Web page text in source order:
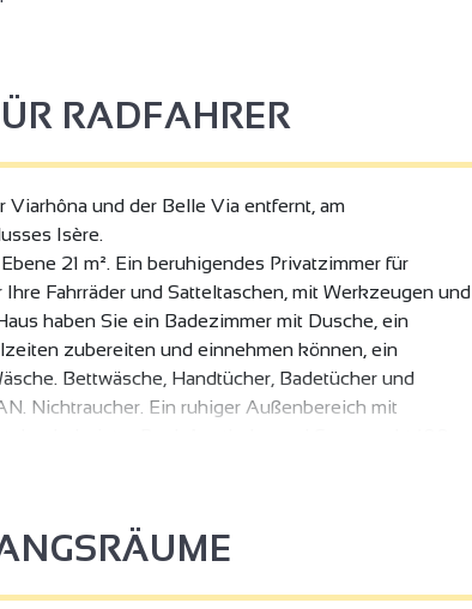
RADFAHRER
und der Belle Via entfernt, am
Isère.
21 m². Ein beruhigendes Privatzimmer für
Fahrräder und Satteltaschen, mit Werkzeugen und
haben Sie ein Badezimmer mit Dusche, ein
zubereiten und einnehmen können, ein
Bettwäsche, Handtücher, Badetücher und
Nichtraucher. Ein ruhiger Außenbereich mit
250 m. Anreise zu jeder Uhrzeit möglich.
2
4